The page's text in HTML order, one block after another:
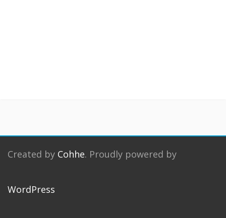
Created by Cohhe. Proudly powered by
WordPress